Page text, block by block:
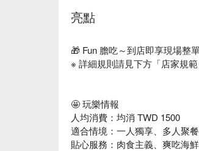
亮點
🎁 Fun 膽吃～到店即享現場整
※ 詳細規則請見下方「店家規
🤩 玩樂情報
人均消費：均消 TWD 1500
適合情境：一人獨享、多人聚
貼心服務：肉食主義、爽吃海鮮